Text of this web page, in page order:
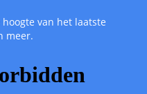
van het laatste
meer.